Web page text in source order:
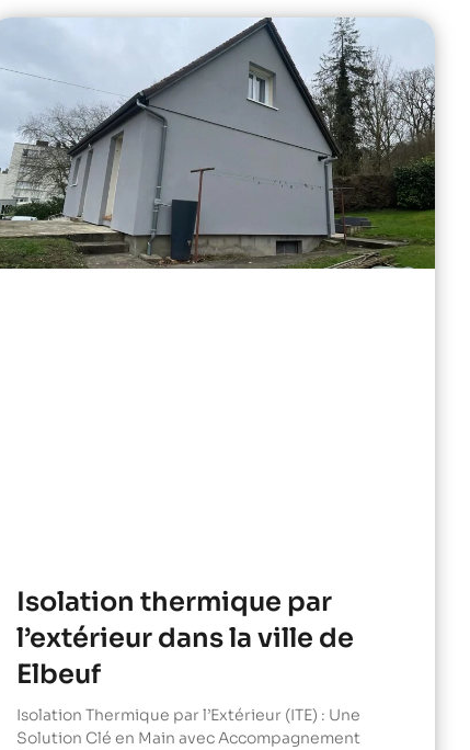
Isolation thermique par
l’extérieur dans la ville de
Elbeuf
Isolation Thermique par l’Extérieur (ITE) : Une
Solution Clé en Main avec Accompagnement